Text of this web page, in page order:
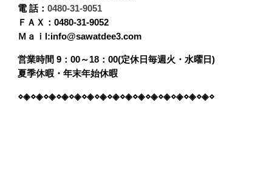
電 話： 0480-31-9051
ＦＡＸ：0480-31-9052
Ｍａｉl:info@sawatdee3.com
営業時間 9：00～18：00(定休日毎週火・水曜日)
夏季休暇・年末年始休暇
⋄◈⋄◈⋄◈⋄◈⋄◈⋄◈⋄◈⋄◈⋄◈⋄◈⋄◈⋄◈⋄◈⋄◈⋄◈⋄